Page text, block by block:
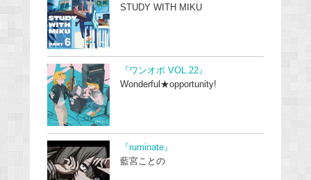
STUDY WITH MIKU
『ワンオポ VOL.22』
Wonderful★opportunity!
『ruminate』
藍宮ことの